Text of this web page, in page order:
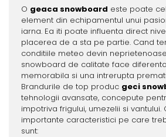
O geaca snowboard este poate
element din echipamentul unui
iarna. Ea iti poate influenta direct
placerea de a sta pe partie. Cand
conditiile meteo devin
snowboard de calitate face
memorabila si una intrerupta
Brandurile de top produc geci
tehnologii avansate, concepute
impotriva frigului, umezelii si vantului.
importante caracteristici pe care
sunt: